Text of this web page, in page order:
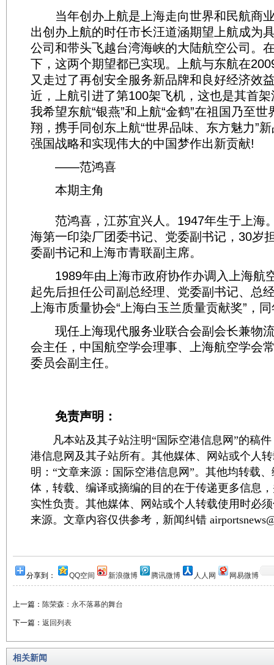
当年创办上航是上海走向世界和民航商
出创办上航的时任市长汪道涵期望上航成为
公司和带头飞越台湾海峡的大陆航空公司。
下，这两个期望都已实现。上航与东航在
又走过了再创安全服务新品牌和良好经济效
近，上航引进了第100架飞机，这也是其首
我希望东航“银燕”和上航“金鹤”在祖国乃至
翔，携手同创东上航“世界品味、东方魅力”
强国战略和实现伟大的中国梦作出新贡献!
——范鸿喜
本期主角
范鸿喜，江苏宜兴人。1947年生于上海
海第一印染厂团委书记、党委副书记，30岁
委副书记和上海市青联副主席。
1989年由上海市政府协作办调入上海航
起先后担任公司副总经理、党委副书记、总
上海市质量协会“上海白玉兰质量贡献奖”，
现任上海现代服务业联合会副会长兼物
会主任，中国航空学会理事、上海航空学会
委员会副主任。
免责声明：
凡本站及其子站注明“国际空港信息网”的稿件
港信息网及其子站所有。其他媒体、网站或个人
明：“文章来源：国际空港信息网”。其他均转载
体，转载、编译或摘编的目的在于传递更多信息
实性负责。其他媒体、网站或个人转载使用时必
来源。文章内容仅供参考，新闻纠错
分享到： QQ空间 新浪微博 腾讯微博 人人网 网易微博
上一篇： 陈荣森：永不落幕的舞台
下一篇： 返回列表
相关新闻